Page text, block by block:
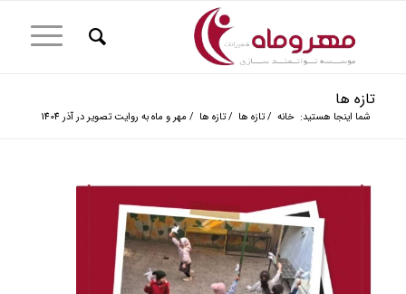
تازه ها
شما اینجا هستید: خانه / تازه ها / تازه ها / مهر و ماه به روایت تصویر در آذر 1404